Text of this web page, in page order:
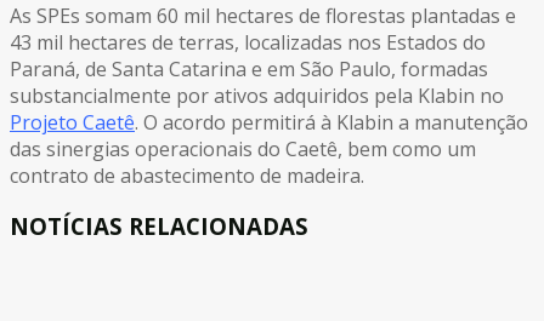
As SPEs somam 60 mil hectares de florestas plantadas e
43 mil hectares de terras, localizadas nos Estados do
Paraná, de Santa Catarina e em São Paulo, formadas
substancialmente por ativos adquiridos pela Klabin no
Projeto Caetê. O acordo permitirá à Klabin a manutenção
das sinergias operacionais do Caetê, bem como um
contrato de abastecimento de madeira.
NOTÍCIAS RELACIONADAS